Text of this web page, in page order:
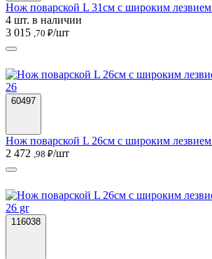
Нож поварской L 31см с широким
4 шт. в наличии
3 015 ,70 ₽/шт
60497
Нож поварской L 26см с широким
2 472 ,98 ₽/шт
116038